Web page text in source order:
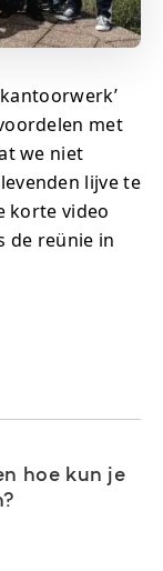
met
we niet
lijve te
korte video
de reünie in
hoe kun je